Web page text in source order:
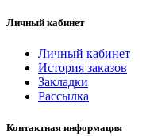
Личный кабинет
Личный кабинет
История заказов
Закладки
Рассылка
Контактная информация